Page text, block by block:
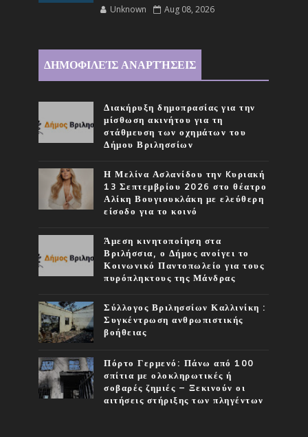
Unknown Aug 08, 2026
ΔΗΜΟΦΙΛΕΊΣ ΑΝΑΡΤΉΣΕΙΣ
Διακήρυξη δημοπρασίας για την
μίσθωση ακινήτου για τη
στάθμευση των οχημάτων του
Δήμου Βριλησσίων
Η Μελίνα Ασλανίδου την Kυριακή
13 Σεπτεμβρίου 2026 στο θέατρο
Αλίκη Βουγιουκλάκη με ελεύθερη
είσοδο για το κοινό
Άμεση κινητοποίηση στα
Βριλήσσια, ο Δήμος ανοίγει το
Κοινωνικό Παντοπωλείο για τους
πυρόπληκτους της Μάνδρας
Σύλλογος Βριλησσίων Καλλινίκη :
Συγκέντρωση ανθρωπιστικής
βοήθειας
Πόρτο Γερμενό: Πάνω από 100
σπίτια με ολοκληρωτικές ή
σοβαρές ζημιές – Ξεκινούν οι
αιτήσεις στήριξης των πληγέντων